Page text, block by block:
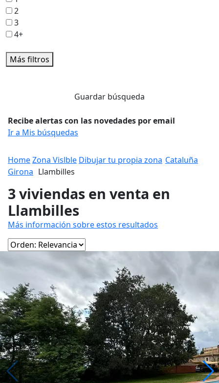
2
3
4+
Más filtros
Guardar búsqueda
Recibe alertas con las novedades por email
Ir a Mis búsquedas
HomeZona Vislble Dibujar tu propia zona Cataluña
Girona Llambilles
3 viviendas en venta en
Llambilles
Más información sobre estos resultados